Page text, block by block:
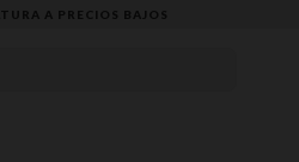
A PRECIOS BAJOS